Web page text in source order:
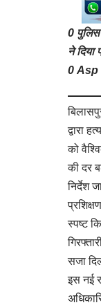
0 पुलिस
ने दिया
0 Asp
द्वारा
को
की दर
निर्देश
स्पष्ट
सजा
इस नई